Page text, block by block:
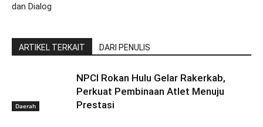
dan Dialog
ARTIKEL TERKAIT DARI PENULIS
Daerah
NPCI Rokan Hulu Gelar Rakerkab,
Perkuat Pembinaan Atlet Menuju
Prestasi